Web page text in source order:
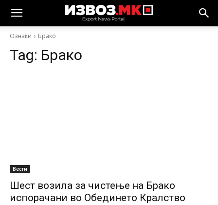
Ознаки Брако
Tag: Брако
Вести
Шест возила за чистење на Брако
испорачани во Обединето Кралство